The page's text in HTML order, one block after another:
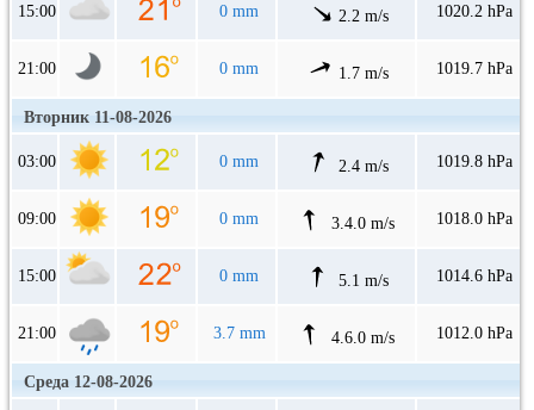
15:00 0 mm 2.2 m/s 1020.2 hPa
21:00 0 mm 1.7 m/s 1019.7 hPa
Вторник 11-08-2026
03:00 0 mm 2.4 m/s 1019.8 hPa
09:00 0 mm 3.4.0 m/s 1018.0 hPa
15:00 0 mm 5.1 m/s 1014.6 hPa
21:00 3.7 mm 4.6.0 m/s 1012.0 hPa
Среда 12-08-2026